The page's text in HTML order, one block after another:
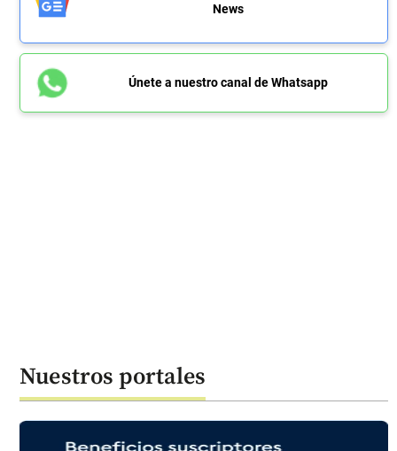
News
Únete a nuestro canal de Whatsapp
Nuestros portales